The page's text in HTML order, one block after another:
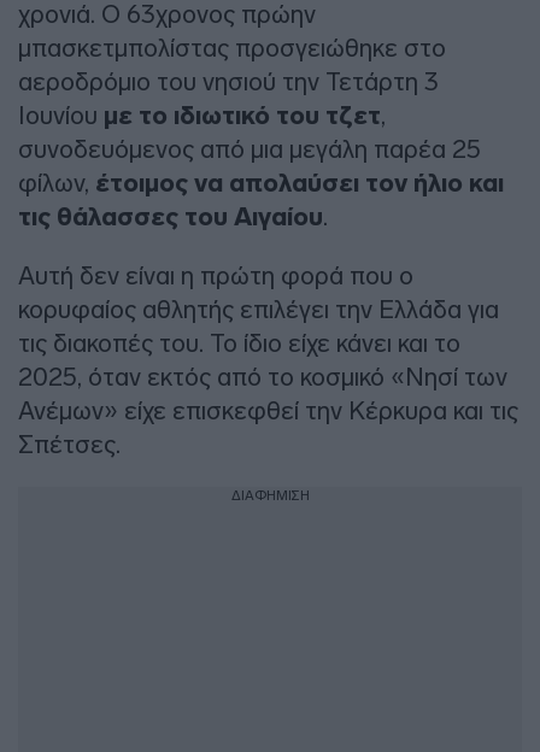
χρονιά. Ο 63χρονος πρώην
μπασκετμπολίστας προσγειώθηκε στο
αεροδρόμιο του νησιού την Τετάρτη 3
Ιουνίου με το ιδιωτικό του τζετ,
συνοδευόμενος από μια μεγάλη παρέα 25
φίλων, έτοιμος να απολαύσει τον ήλιο και
τις θάλασσες του Αιγαίου.
Αυτή δεν είναι η πρώτη φορά που ο
κορυφαίος αθλητής επιλέγει την Ελλάδα για
τις διακοπές του. Το ίδιο είχε κάνει και το
2025, όταν εκτός από το κοσμικό «Νησί των
Ανέμων» είχε επισκεφθεί την Κέρκυρα και τις
Σπέτσες.
ΔΙΑΦΗΜΙΣΗ